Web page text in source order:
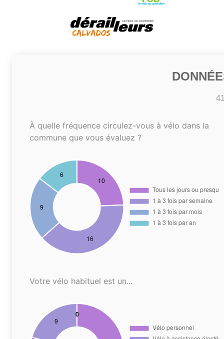
À quelle fréquence circulez-vous à vélo dans la
commune que vous évaluez ?
Votre vélo habituel est un...